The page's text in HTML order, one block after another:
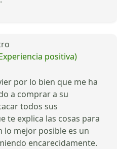
positiva)
por lo bien que me ha
a comprar a su
todos sus
te explica las cosas para
lo mejor posible es un
encarecidamente.